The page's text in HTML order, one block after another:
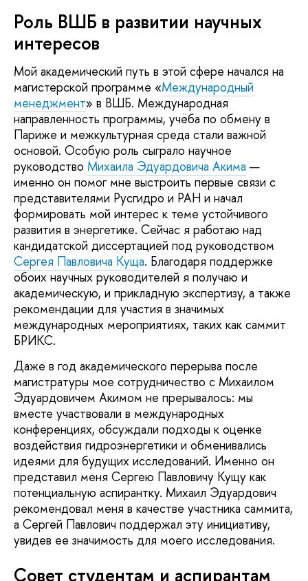
Роль ВШБ в развитии научных
интересов
Мой академический путь в этой сфере начался на
магистерской программе «Международный
менеджмент» в ВШБ. Международная
направленность программы, учёба по обмену в
Париже и межкультурная среда стали важной
основой. Особую роль сыграло научное
руководство Михаила Эдуардовича Акима —
именно он помог мне выстроить первые связи с
представителями Русгидро и РАН и начал
формировать мой интерес к теме устойчивого
развития в энергетике. Сейчас я работаю над
кандидатской диссертацией под руководством
Сергея Павловича Куща. Благодаря поддержке
обоих научных руководителей я получаю и
академическую, и прикладную экспертизу, а также
рекомендации для участия в значимых
международных мероприятиях, таких как саммит
БРИКС.
Даже в год академического перерыва после
магистратуры мое сотрудничество с Михаилом
Эдуардовичем Акимом не прерывалось: мы
вместе участвовали в международных
конференциях, обсуждали подходы к оценке
воздействия гидроэнергетики и обменивались
идеями для будущих исследований. Именно он
представил меня Сергею Павловичу Кущу как
потенциальную аспирантку. Михаил Эдуардович
рекомендовал меня в качестве участника саммита,
а Сергей Павлович поддержал эту инициативу,
увидев ее значимость для моего исследования.
Совет студентам и аспирантам